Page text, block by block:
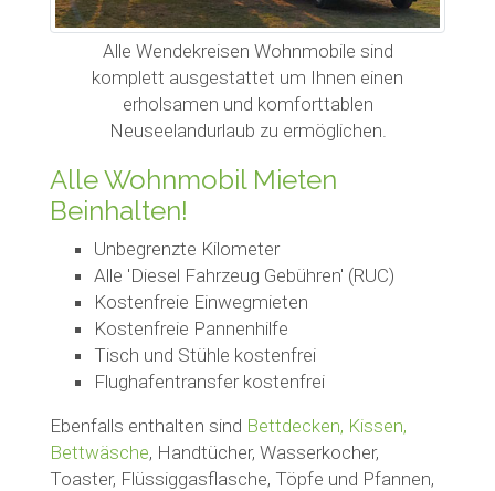
Alle Wendekreisen Wohnmobile sind
komplett ausgestattet um Ihnen einen
erholsamen und komforttablen
Neuseelandurlaub zu ermöglichen.
Alle Wohnmobil Mieten
Beinhalten!
Unbegrenzte Kilometer
Alle 'Diesel Fahrzeug Gebühren' (RUC)
Kostenfreie Einwegmieten
Kostenfreie Pannenhilfe
Tisch und Stühle kostenfrei
Flughafentransfer kostenfrei
Ebenfalls enthalten sind Bettdecken, Kissen,
Bettwäsche, Handtücher, Wasserkocher,
Toaster, Flüssiggasflasche, Töpfe und Pfannen,